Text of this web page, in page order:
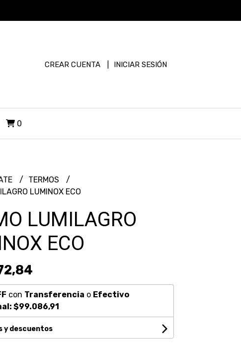
CREAR CUENTA INICIAR SESIÓN
0
TERMOS
LUMINOX ECO
LUMILAGRO
ECO
con Transferencia o Efectivo
$99.086,91
y descuentos